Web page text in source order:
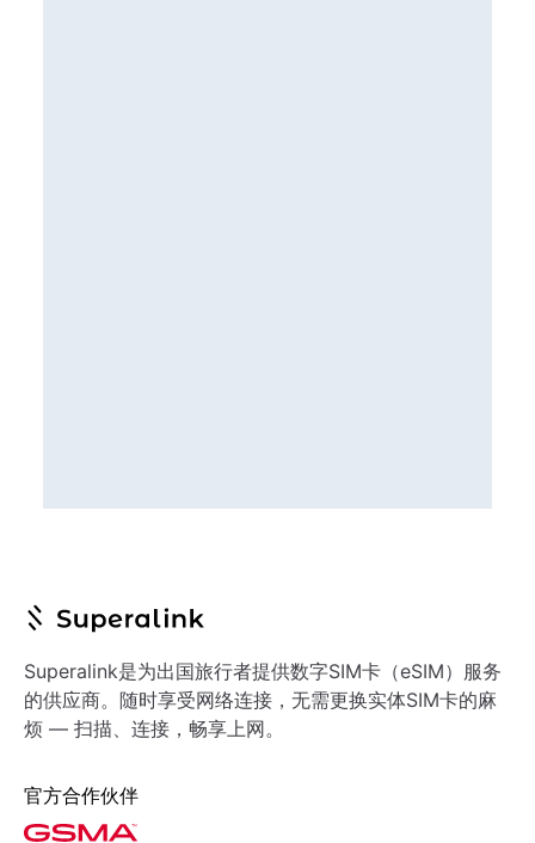
Superalink是为出国旅行者提供数字SIM卡（eSIM）服务
的供应商。随时享受网络连接，无需更换实体SIM卡的麻
烦 — 扫描、连接，畅享上网。
官方合作伙伴